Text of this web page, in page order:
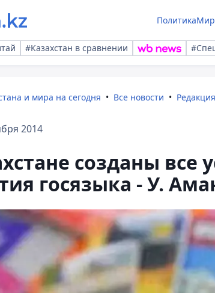
ПолитикаМир
#Казахстан в сравнении
и мира на сегодня Все новости
2014
созданы все
госязыка - У.